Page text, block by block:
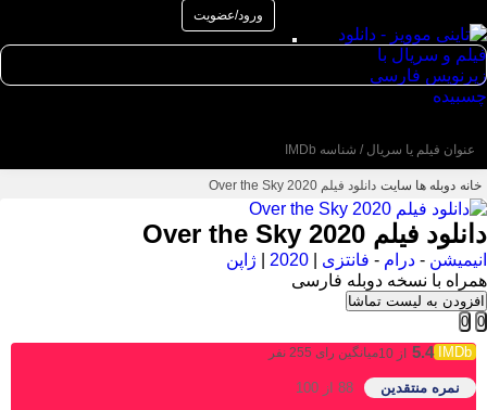
ورود/عضویت
خانه دوبله ها سایت دانلود فیلم Over the Sky 2020
دانلود فیلم Over the Sky 2020
انیمیشن - درام - فانتزی 2020
ژاپن
همراه با نسخه دوبله فارسی
افزودن به لیست تماشا
0
0
5.4 از 10 میانگین رای 255 نفر
نمره منتقدین 88 از 100